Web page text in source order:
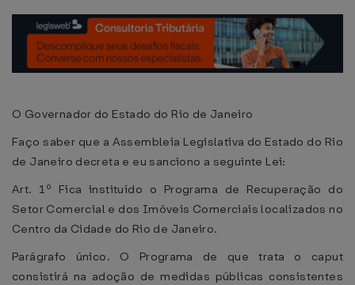
O Governador do Estado do Rio de Janeiro
Faço saber que a Assembleia Legislativa do Estado do Rio
de Janeiro decreta e eu sanciono a seguinte Lei:
Art. 1º Fica instituído o Programa de Recuperação do
Setor Comercial e dos Imóveis Comerciais localizados no
Centro da Cidade do Rio de Janeiro.
Parágrafo único. O Programa de que trata o caput
consistirá na adoção de medidas públicas consistentes